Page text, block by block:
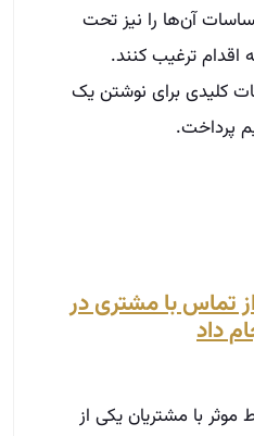
آن‌ها را نیز تحت
اقدام ترغیب کنند.
کلیدی برای نوشتن یک
پرداخت.
تماس با مشتری در
داد
موثر با مشتریان یکی از